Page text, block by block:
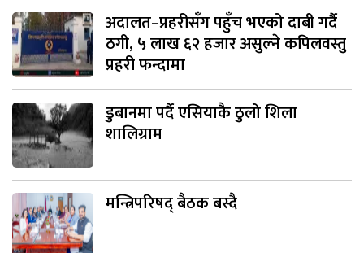
अदालत–प्रहरीसँग पहुँच भएको दाबी गर्दै
ठगी, ५ लाख ६२ हजार असुल्ने कपिलवस्तु
प्रहरी फन्दामा
डुबानमा पर्दै एसियाकै ठुलो शिला
शालिग्राम
मन्त्रिपरिषद् बैठक बस्दै